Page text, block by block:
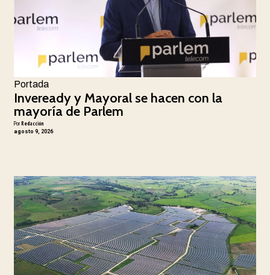
Portada
Inveready y Mayoral se hacen con la
mayoría de Parlem
PorRedacción
agosto 9, 2026